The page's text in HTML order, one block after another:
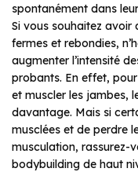
spontanément dans
Si vous souhaitez avoir
fermes et rebondies,
augmenter l’intensité
probants. En effet,
et muscler les jambes,
davantage. Mais si
musclées et de perdre
musculation, rassurez-
bodybuilding de haut